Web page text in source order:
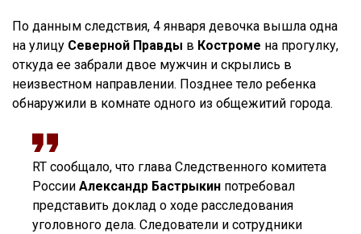
По данным следствия, 4 января девочка вышла одна
на улицу Северной Правды в Костроме на прогулку,
откуда ее забрали двое мужчин и скрылись в
неизвестном направлении. Позднее тело ребенка
обнаружили в комнате одного из общежитий города.
RT сообщало, что глава Следственного комитета
России Александр Бастрыкин потребовал
представить доклад о ходе расследования
уголовного дела. Следователи и сотрудники